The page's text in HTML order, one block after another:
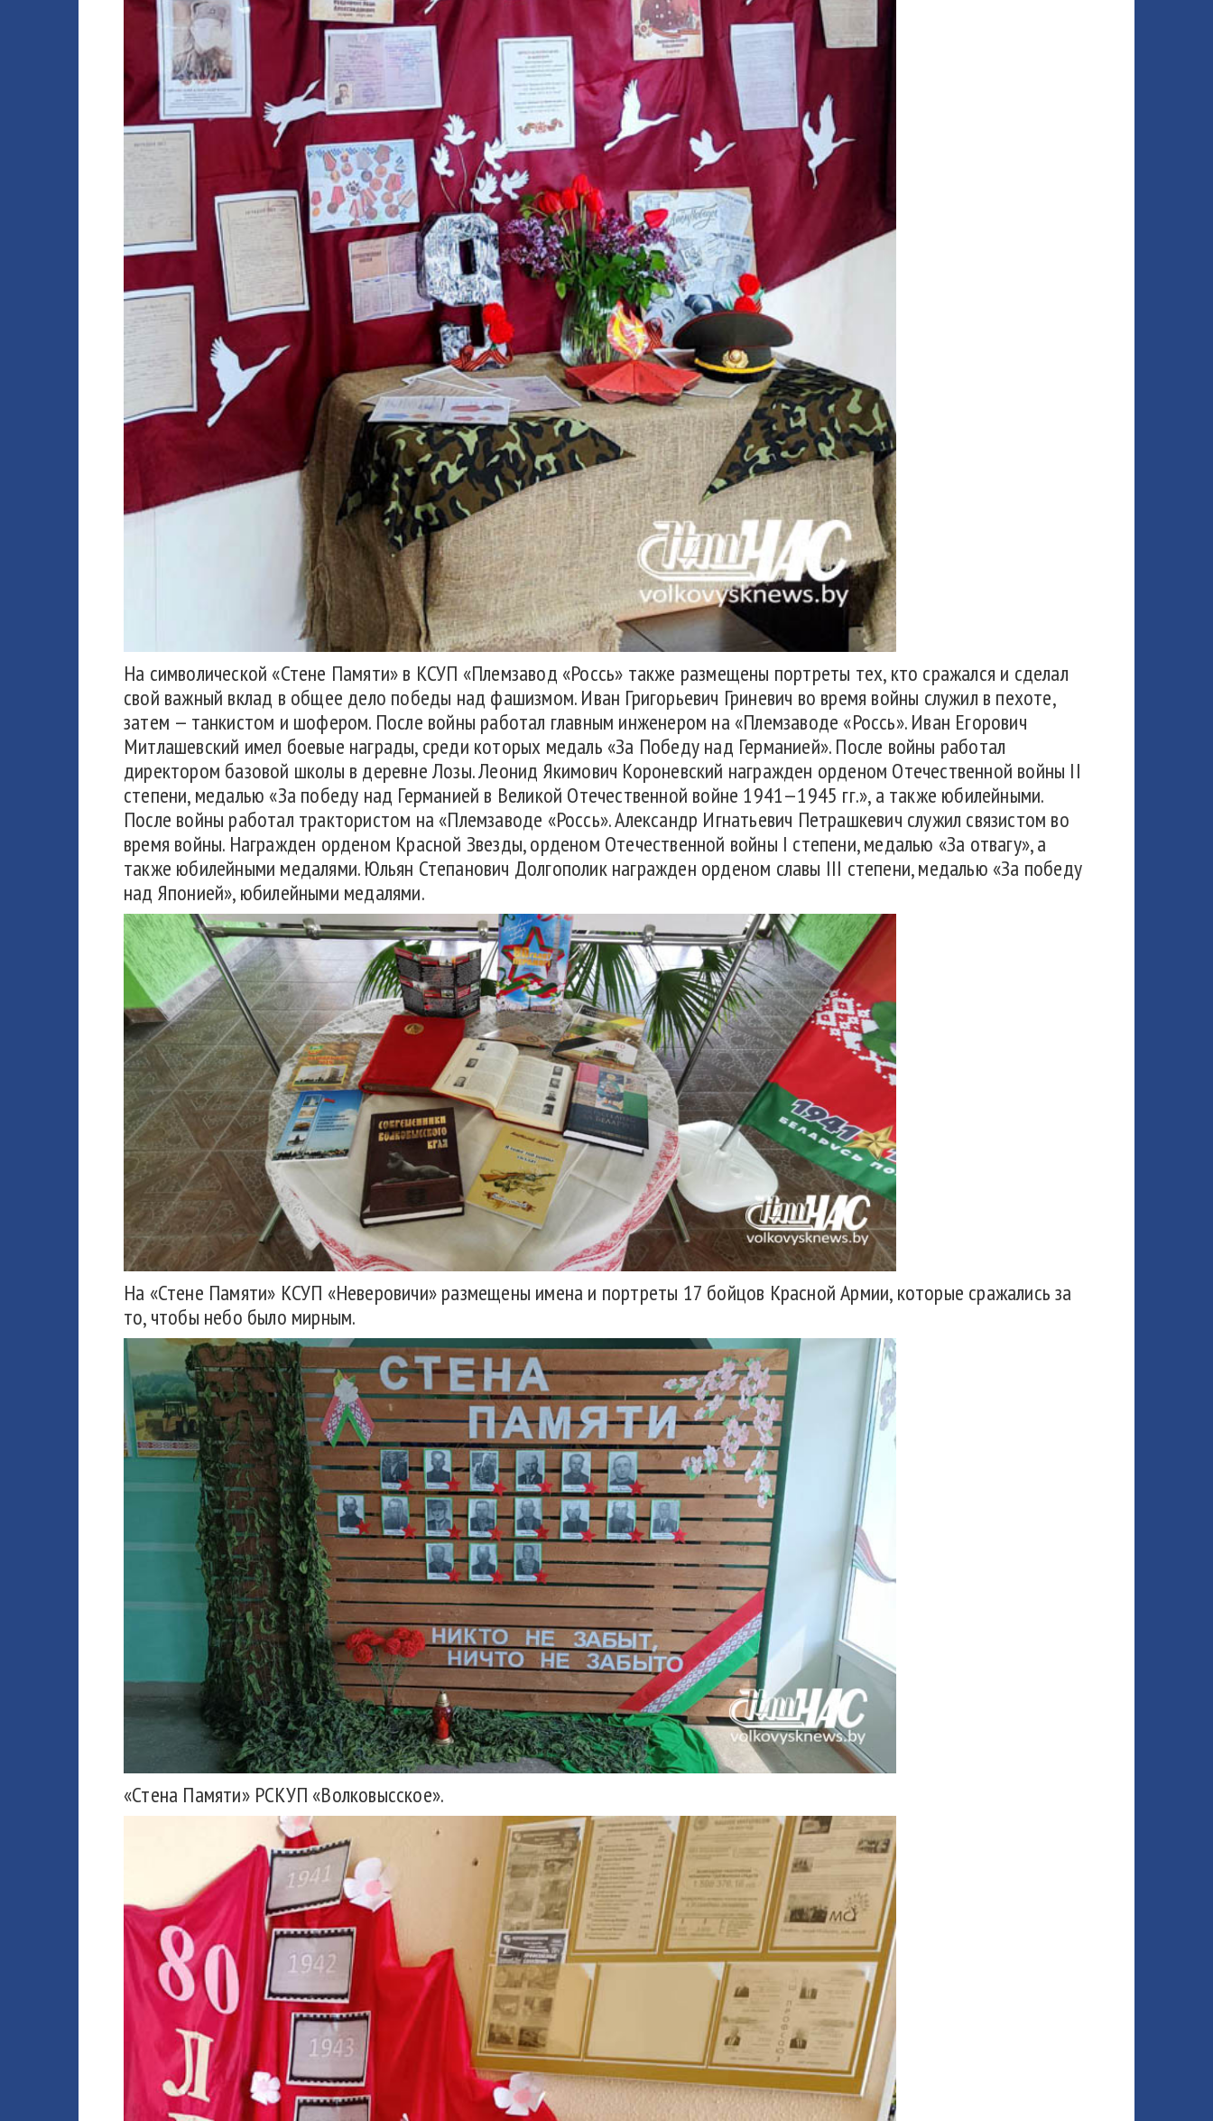
На символической «Стене Памяти» в КСУП «Племзавод «Россь» также размещены портреты тех, кто сражался и сделал
свой важный вклад в общее дело победы над фашизмом. Иван Григорьевич Гриневич во время войны служил в пехоте,
затем — танкистом и шофером. После войны работал главным инженером на «Племзаводе «Россь». Иван Егорович
Митлашевский имел боевые награды, среди которых медаль «За Победу над Германией». После войны работал
директором базовой школы в деревне Лозы. Леонид Якимович Короневский награжден орденом Отечественной войны II
степени, медалью «За победу над Германией в Великой Отечественной войне 1941—1945 гг.», а также юбилейными.
После войны работал трактористом на «Племзаводе «Россь». Александр Игнатьевич Петрашкевич служил связистом во
время войны. Награжден орденом Красной Звезды, орденом Отечественной войны I степени, медалью «За отвагу», а
также юбилейными медалями. Юльян Степанович Долгополик награжден орденом славы III степени, медалью «За победу
над Японией», юбилейными медалями.
На «Стене Памяти» КСУП «Неверовичи» размещены имена и портреты 17 бойцов Красной Армии, которые сражались за
то, чтобы небо было мирным.
«Стена Памяти» РСКУП «Волковысское».